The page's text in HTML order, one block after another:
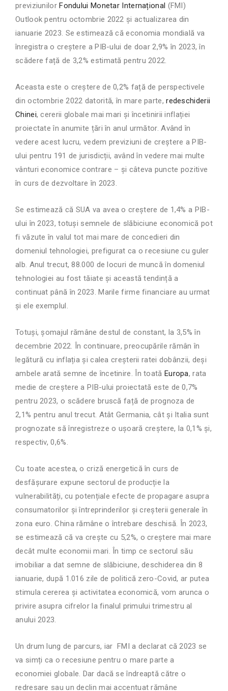
previziunilorFondului Monetar Internațional (FMI)
Outlook pentru octombrie 2022 și actualizarea din
ianuarie 2023. Se estimează că economia mondială va
înregistra o creștere a PIB-ului de doar 2,9% în 2023, în
scădere față de 3,2% estimată pentru 2022.
Aceasta este o creștere de 0,2% față deperspectivele
din octombrie 2022 datorită, în mare parte,redeschiderii
Chinei, cererii globale mai mari și încetinirii inflației
proiectate în anumite țări în anul următor. Având în
vedere acest lucru, vedem previziuni de creștere a PIB-
ului pentru 191 de jurisdicții, având în vedere mai multe
vânturi economice contrare – și câteva puncte pozitive
în curs de dezvoltare în 2023.
Se estimează că SUA va avea o creștere de 1,4% a PIB-
ului în 2023,totuși semnele de slăbiciune economică pot
fi văzute în valul tot mai mare de concedieri din
domeniul tehnologiei, prefigurat ca o recesiune cu guler
alb. Anul trecut, 88.000 de locuri de muncă în domeniul
tehnologiei au fost tăiate și această tendință a
continuat până în 2023. Marile firme financiare au urmat
și ele exemplul.
Totuși, șomajul rămâne destul de constant, la 3,5% în
decembrie 2022. În continuare, preocupările rămân în
legătură cu inflația și calea creșterii ratei dobânzii, deși
ambele arată semne de încetinire. În toată Europa, rata
medie de creștere a PIB-ului proiectată este de 0,7%
pentru 2023, o scădere bruscă față de prognoza de
2,1% pentru anul trecut. Atât Germania, cât și Italia sunt
prognozate să înregistreze o ușoară creștere, la 0,1% și,
respectiv, 0,6%.
Cu toate acestea, o criză energetică în curs de
desfășurare expune sectorul de producție la
vulnerabilități, cu potențiale efecte de propagare asupra
consumatorilor și întreprinderilor și creșterii generale în
zona euro. China rămâne o întrebare deschisă. În 2023,
se estimează că va crește cu 5,2%, o creștere mai mare
decât multe economii mari. În timp ce sectorul său
imobiliar a dat semne de slăbiciune, deschiderea din 8
ianuarie, după 1.016 zile de politică zero-Covid, ar putea
stimula cererea și activitatea economică, vom arunca o
privire asupra cifrelor la finalul primului trimestru al
anului 2023.
Un drum lung de parcurs, iar FMI a declarat că 2023 se
va simți ca o recesiune pentru o mare parte a
economiei globale. Dar dacă se îndreaptă către o
redresare sau un declin mai accentuat rămâne